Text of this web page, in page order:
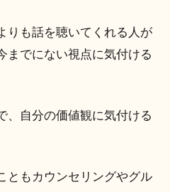
りも話を聴いてくれる人が
までにない視点に気付ける
、自分の価値観に気付ける
ともカウンセリングやグル